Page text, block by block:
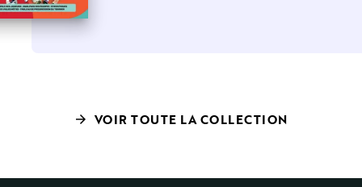
arrow_forward VOIR TOUTE LA COLLECTION